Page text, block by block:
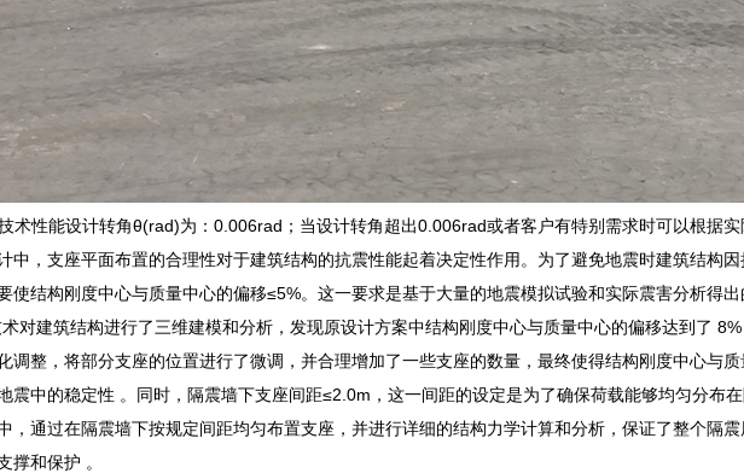
术性能设计转角θ(rad)为：0.006rad；当设计转角超出0.006rad或者客户有特别需求时可以根据实
中，支座平面布置的合理性对于建筑结构的抗震性能起着决定性作用。为了避免地震时建筑结构
使结构刚度中心与质量中心的偏移≤5%。这一要求是基于大量的地震模拟试验和实际震害分析得
对建筑结构进行了三维建模和分析，发现原设计方案中结构刚度中心与质量中心的偏移达到了
调整，将部分支座的位置进行了微调，并合理增加了一些支座的数量，最终使得结构刚度中心与
震中的稳定性 。同时，隔震墙下支座间距≤2.0m，这一间距的设定是为了确保荷载能够均匀分布
，通过在隔震墙下按规定间距均匀布置支座，并进行详细的结构力学计算和分析，保证了整个隔震
撑和保护 。